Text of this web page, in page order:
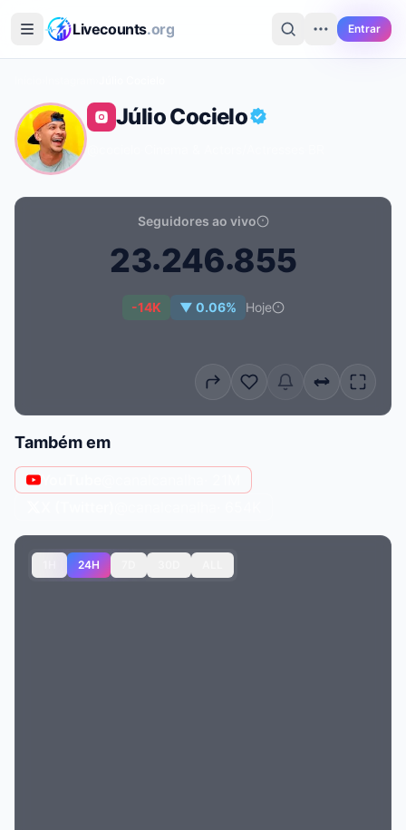
Livecounts.org Entrar
Júlio Cocielo
Seguidores ao vivo
23.246.855
-14K ▼ 0.06% Hoje
Também em
24H